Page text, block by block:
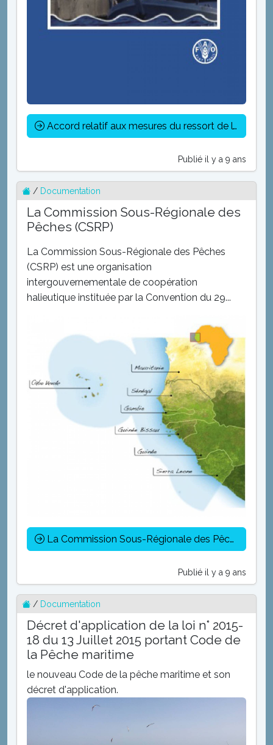
Accord relatif aux mesures du ressort de l’État du port visant à prévenir, contrecarrer et éliminer la pêche illicite, non déclarée et non réglementée (INN) - FAO
Publié il y a 9 ans
/ Documentation
La Commission Sous-Régionale des
Pêches (CSRP)
La Commission Sous-Régionale des Pêches
(CSRP) est une organisation
intergouvernementale de coopération
halieutique instituée par la Convention du 29...
La Commission Sous-Régionale des Pêches (CSRP)
Publié il y a 9 ans
/ Documentation
Décret d'application de la loi n° 2015-
18 du 13 Juillet 2015 portant Code de
la Pêche maritime
le nouveau Code de la pêche maritime et son
décret d'application.